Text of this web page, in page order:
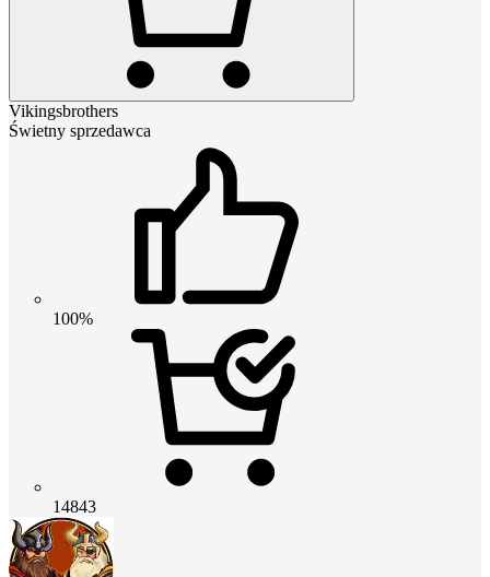
Vikingsbrothers
Świetny sprzedawca
100%
14843